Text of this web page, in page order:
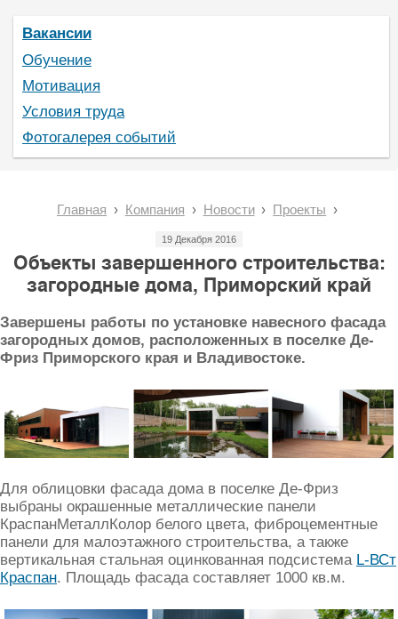
Вакансии
Обучение
Мотивация
Условия труда
Фотогалерея событий
Главная Компания Новости Проекты
19 Декабря 2016
Объекты завершенного строительства:
загородные дома, Приморский край
Завершены работы по установке навесного фасада
загородных домов, расположенных в поселке Де-
Фриз Приморского края и Владивостоке.
Для облицовки фасада дома в поселке Де-Фриз
выбраны окрашенные металлические панели
КраспанМеталлКолор белого цвета, фиброцементные
панели для малоэтажного строительства, а также
вертикальная стальная оцинкованная подсистема L-ВСт
Краспан. Площадь фасада составляет 1000 кв.м.